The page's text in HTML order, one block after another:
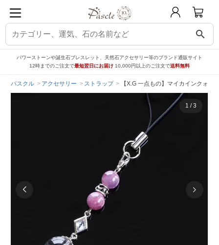
search
パワーストーンや誕生石ブレスレット、天然石アクセサリー等のブランド通販サイト
12時までのご注文で最短翌日にお届け 10,000円以上のご注文で送料無料
パスクル アクセサリー ストラップ 【X.G 一点もの】マイカインクォー
1 /3